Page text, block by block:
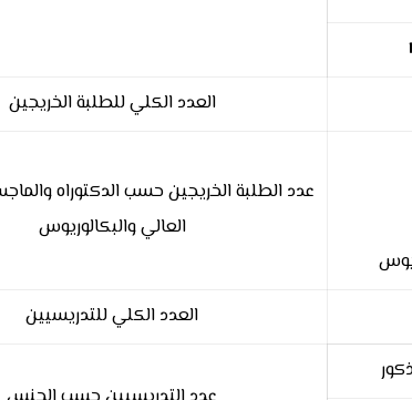
العدد الكلي للطلبة الخريجين
عدد الطلبة الخريجين حسب الدكتوراه
العالي والبكالوريوس
العدد الكلي للتدريسيين
ذكور